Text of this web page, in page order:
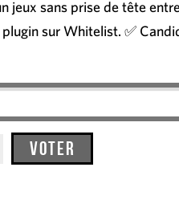
jeux sans prise de tête
plugin sur Whitelist. ✅
Voter